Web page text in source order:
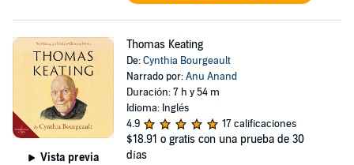
Vista previa
Thomas Keating
De:Cynthia Bourgeault
Narrado por:Anu Anand
Duración: 7 h y 54 m
Idioma: Inglés
4.9
17 calificaciones
$18.91 o gratis con una prueba de 30
días